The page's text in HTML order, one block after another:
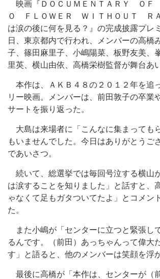
映画『ＤＯＣＵＭＥＮＴＡＲＹ Ｏ
Ｏ ＦＬＯＷＥＲ ＷＩＴＨＯＵＴ Ｒ
は涙の後に何を見る？』の完成披露プレ
日、東京都内で行われ、メンバーの高橋
子、篠田麻里子、小嶋陽菜、板野友美、
里英、横山由依、高橋栄樹監督が舞台あ
本作は、ＡＫＢ４８の２０１２年を追
リー映画。メンバーは、前田敦子の卒業
サートを振り返った。
大島は来場者に「こんなに集まっても
もいませんでした。今日はありがとうご
であいさつ。
続いて、総選挙では毎回号泣する横山
は涙することを知りました」と話すと、
ゃなくて足もガタついてたよ」とコメン
た。
また小嶋が「センターに立つと緊張し
るんです。（前田）あっちゃんって偉大
す」と語ると、他のメンバーは笑顔を浮
最後に高橋が「本作は、センターが（